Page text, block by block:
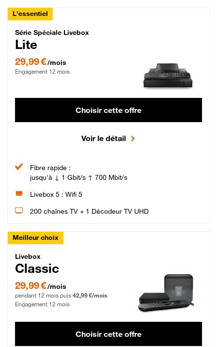
L'essentiel
Série Spéciale Livebox Lite Fibre
Série Spéciale Livebox
Lite
29,99 €/mois
Engagement 12 mois
Choisir cette offre
Voir le détail
Fibre rapide :
jusqu'à ↓ 1 Gbit/s ↑ 700 Mbit/s
Livebox 5 : Wifi 5
200 chaînes TV + 1 Décodeur TV UHD
Meilleur choix
Livebox Classic Fibre
Livebox
Classic
29,99 € par mois pendant 12 mois puis 42,99 € par mois, Engagement 12 mois
29,99 €/mois
pendant 12 mois puis 42,99 €/mois
Engagement 12 mois
Choisir cette offre